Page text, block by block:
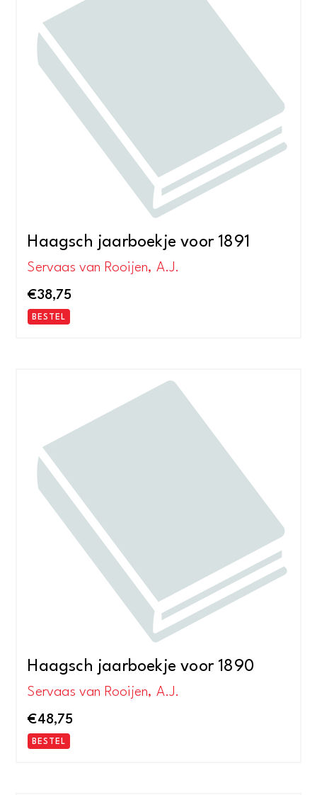
Haagsch jaarboekje voor 1891
Servaas van Rooijen, A.J.
€38,75
BESTEL
Haagsch jaarboekje voor 1890
Servaas van Rooijen, A.J.
€48,75
BESTEL